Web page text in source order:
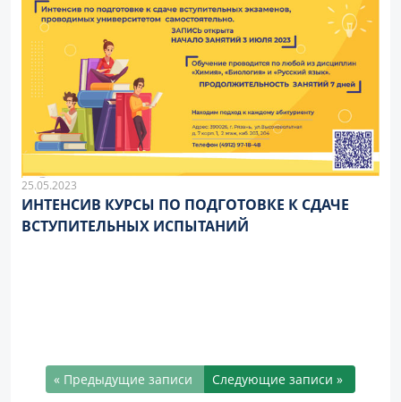
25.05.2023
ИНТЕНСИВ КУРСЫ ПО ПОДГОТОВКЕ К СДАЧЕ
ВСТУПИТЕЛЬНЫХ ИСПЫТАНИЙ
« Предыдущие записи Следующие записи »